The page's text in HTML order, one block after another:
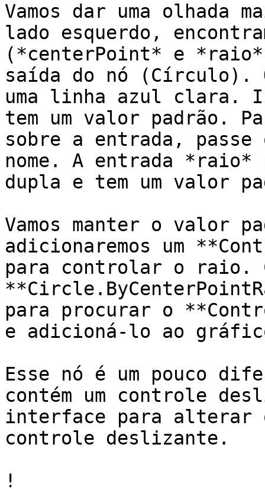
Vamos dar uma olhada
lado esquerdo,
(*centerPoint* e
saída do nó (Círculo).
uma linha azul clara.
tem um valor padrão.
sobre a entrada, passe
nome. A entrada *raio*
dupla e tem um valor
Vamos manter o valor
adicionaremos um
para controlar o raio.
para procurar o
e adicioná-lo ao
Esse nó é um pouco
contém um controle
interface para alterar
controle deslizante.
!